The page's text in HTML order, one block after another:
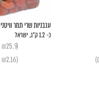
עגבניות שרי תמר וויטני
כ- 1.2 ק"ג, ישראל
(₪25.9 / מארז)
(₪2.16 / 100 גרם)